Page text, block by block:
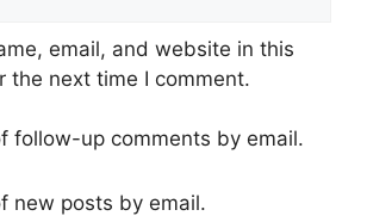
email, and website in this
the next time I comment.
follow-up comments by email.
new posts by email.